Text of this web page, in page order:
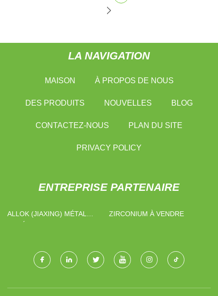
LA NAVIGATION
MAISON À PROPOS DE NOUS
DES PRODUITS NOUVELLES BLOG
CONTACTEZ-NOUS PLAN DU SITE
PRIVACY POLICY
ENTREPRISE PARTENAIRE
ALLOK (JIAXING) MÉTAL
ZIRCONIUM À VENDRE